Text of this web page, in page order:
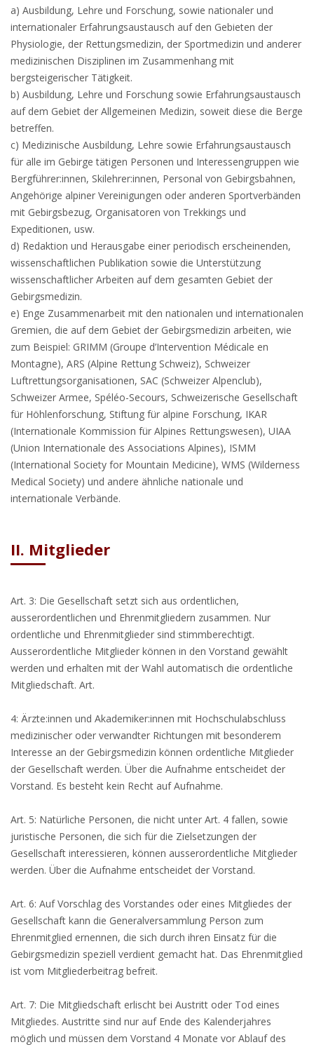
a) Ausbildung, Lehre und Forschung, sowie nationaler und
internationaler Erfahrungsaustausch auf den Gebieten der
Physiologie, der Rettungsmedizin, der Sportmedizin und anderer
medizinischen Disziplinen im Zusammenhang mit
bergsteigerischer Tätigkeit.
b) Ausbildung, Lehre und Forschung sowie Erfahrungsaustausch
auf dem Gebiet der Allgemeinen Medizin, soweit diese die Berge
betreffen.
c) Medizinische Ausbildung, Lehre sowie Erfahrungsaustausch
für alle im Gebirge tätigen Personen und Interessengruppen wie
Bergführer:innen, Skilehrer:innen, Personal von Gebirgsbahnen,
Angehörige alpiner Vereinigungen oder anderen Sportverbänden
mit Gebirgsbezug, Organisatoren von Trekkings und
Expeditionen, usw.
d) Redaktion und Herausgabe einer periodisch erscheinenden,
wissenschaftlichen Publikation sowie die Unterstützung
wissenschaftlicher Arbeiten auf dem gesamten Gebiet der
Gebirgsmedizin.
e) Enge Zusammenarbeit mit den nationalen und internationalen
Gremien, die auf dem Gebiet der Gebirgsmedizin arbeiten, wie
zum Beispiel: GRIMM (Groupe d’Intervention Médicale en
Montagne), ARS (Alpine Rettung Schweiz), Schweizer
Luftrettungsorganisationen, SAC (Schweizer Alpenclub),
Schweizer Armee, Spéléo-Secours, Schweizerische Gesellschaft
für Höhlenforschung, Stiftung für alpine Forschung, IKAR
(Internationale Kommission für Alpines Rettungswesen), UIAA
(Union Internationale des Associations Alpines), ISMM
(International Society for Mountain Medicine), WMS (Wilderness
Medical Society) und andere ähnliche nationale und
internationale Verbände.
II. Mitglieder
Art. 3: Die Gesellschaft setzt sich aus ordentlichen,
ausserordentlichen und Ehrenmitgliedern zusammen. Nur
ordentliche und Ehrenmitglieder sind stimmberechtigt.
Ausserordentliche Mitglieder können in den Vorstand gewählt
werden und erhalten mit der Wahl automatisch die ordentliche
Mitgliedschaft. Art.
4: Ärzte:innen und Akademiker:innen mit Hochschulabschluss
medizinischer oder verwandter Richtungen mit besonderem
Interesse an der Gebirgsmedizin können ordentliche Mitglieder
der Gesellschaft werden. Über die Aufnahme entscheidet der
Vorstand. Es besteht kein Recht auf Aufnahme.
Art. 5: Natürliche Personen, die nicht unter Art. 4 fallen, sowie
juristische Personen, die sich für die Zielsetzungen der
Gesellschaft interessieren, können ausserordentliche Mitglieder
werden. Über die Aufnahme entscheidet der Vorstand.
Art. 6: Auf Vorschlag des Vorstandes oder eines Mitgliedes der
Gesellschaft kann die Generalversammlung Person zum
Ehrenmitglied ernennen, die sich durch ihren Einsatz für die
Gebirgsmedizin speziell verdient gemacht hat. Das Ehrenmitglied
ist vom Mitgliederbeitrag befreit.
Art. 7: Die Mitgliedschaft erlischt bei Austritt oder Tod eines
Mitgliedes. Austritte sind nur auf Ende des Kalenderjahres
möglich und müssen dem Vorstand 4 Monate vor Ablauf des